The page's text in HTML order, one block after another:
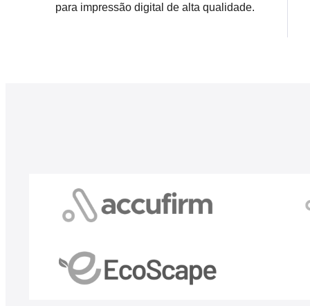
para impressão digital de alta qualidade.